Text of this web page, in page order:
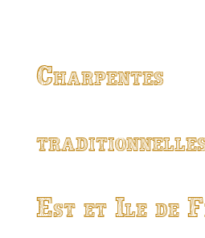
Charpentes
Est et Ile de